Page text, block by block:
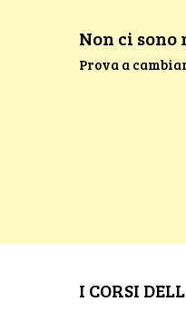
Non ci
Prova a
I CORSI